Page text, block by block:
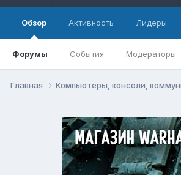
Обзор
Форумы События Модераторы
Активность Лидеры
Главная Компьютеры, консоли,